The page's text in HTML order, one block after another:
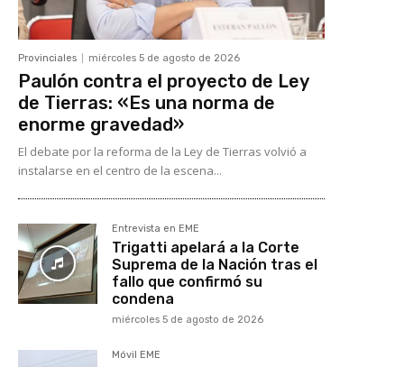
Provinciales miércoles 5 de agosto de 2026
Paulón contra el proyecto de Ley
de Tierras: «Es una norma de
enorme gravedad»
El debate por la reforma de la Ley de Tierras volvió a
instalarse en el centro de la escena...
Entrevista en EME
Trigatti apelará a la Corte
Suprema de la Nación tras el
fallo que confirmó su
condena
miércoles 5 de agosto de 2026
Móvil EME